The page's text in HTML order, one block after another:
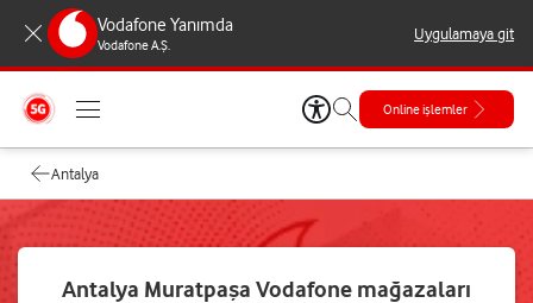
Vodafone Yanımda
Vodafone A.Ş.
Uygulamaya git
Online işlemler
Antalya
Antalya Muratpaşa Vodafone mağazaları